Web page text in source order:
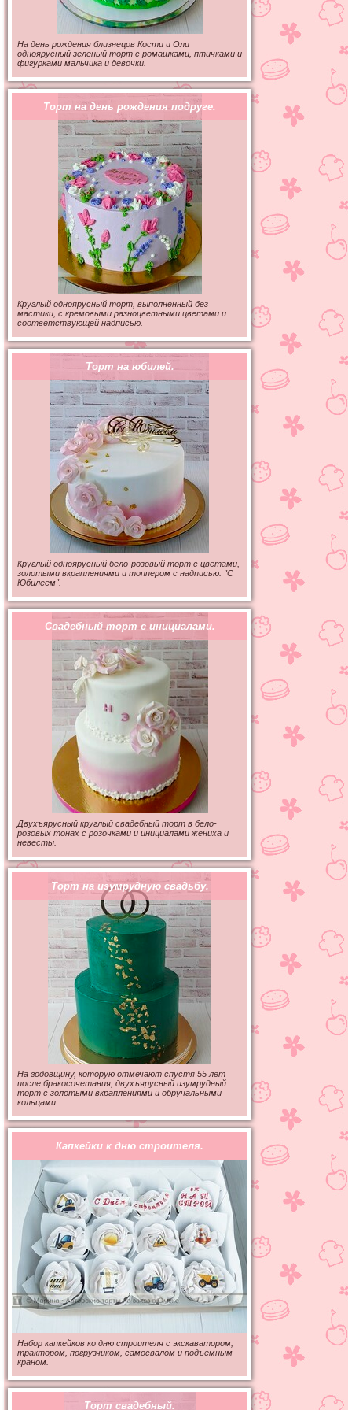
На день рождения близнецов Кости и Оли
одноярусный зеленый торт с ромашками, птичками и
фигурками мальчика и девочки.
Торт на день рождения подруге.
Круглый одноярусный торт, выполненный без
мастики, с кремовыми разноцветными цветами и
соответствующей надписью.
Торт на юбилей.
Круглый одноярусный бело-розовый торт с цветами,
золотыми вкраплениями и топпером с надписью: "С
Юбилеем".
Свадебный торт с инициалами.
Двухъярусный круглый свадебный торт в бело-
розовых тонах с розочками и инициалами жениха и
невесты.
Торт на изумрудную свадьбу.
На годовщину, которую отмечают спустя 55 лет
после бракосочетания, двухъярусный изумрудный
торт с золотыми вкраплениями и обручальными
кольцами.
Капкейки к дню строителя.
Набор капкейков ко дню строителя с экскаватором,
трактором, погрузчиком, самосвалом и подъемным
краном.
Торт свадебный.